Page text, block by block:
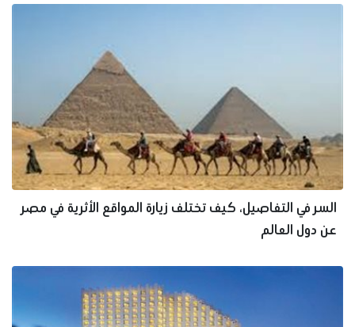
السر في التفاصيل، كيف تختلف زيارة المواقع الأثرية في مصر
عن دول العالم